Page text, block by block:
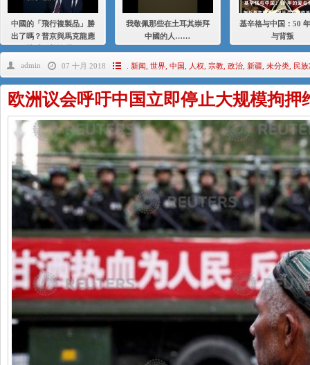
中國的「飛行複製品」勝
出了嗎？普京與馬克龍應
我敬佩那些在土耳其崇拜
中國的人……
基辛格与中国：50
与背叛
admin 07 十月 2018 . 新闻 世界 中国 人权 宗教 政治 新疆 未分类 民
欧洲议会呼吁中国立即停止大规模拘押